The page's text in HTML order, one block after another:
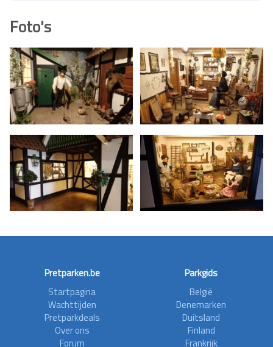
Foto's
Pretparken.be
Startpagina
Wachttijden
Pretparkdeals
Over ons
Forum
Parkgids
België
Denemarken
Duitsland
Finland
Frankrijk